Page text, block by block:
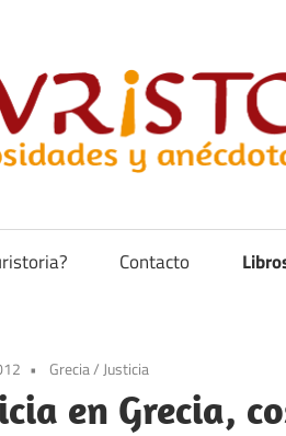
Contacto
Grecia/Justicia
en Grecia,